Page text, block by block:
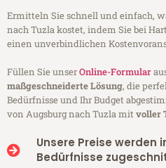
Ermitteln Sie schnell und einfach,
nach Tuzla kostet, indem Sie bei
einen unverbindlichen
Füllen Sie unserOnline-Formular
maßgeschneiderte Lösung, die
Bedürfnisse und Ihr Budget
von Augsburg nach Tuzla mitvoller
Unsere Preise werden
Bedürfnisse